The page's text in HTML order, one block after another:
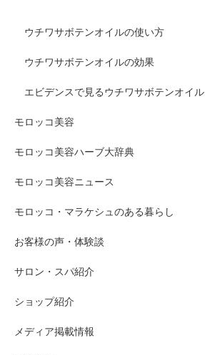
ウチワサボテンオイルの使い方
ウチワサボテンオイルの効果
エビデンスで見るウチワサボテンオイル
モロッコ美容
モロッコ美容ハーブ大辞典
モロッコ美容ニュース
モロッコ・マラケシュのある暮らし
お客様の声・体験談
サロン・スパ紹介
ショップ紹介
メディア掲載情報